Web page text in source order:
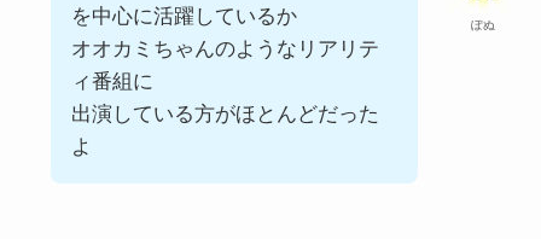
ぽぬ
を中心に活躍しているか
オオカミちゃんのようなリアリテ
ィ番組に
出演している方がほとんどだった
よ